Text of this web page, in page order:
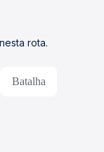
rota.
Batalha